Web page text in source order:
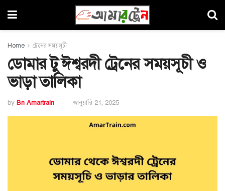
Home ট্রেনের সময়সূচী
ডোমার টু ঈশ্বরদী ট্রেনের সময়সূচী ও
ভাড়া তালিকা
by Bn Amartrain জানুয়ারি 21, 2025